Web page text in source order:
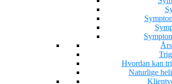
Hvordan kan
Naturlige